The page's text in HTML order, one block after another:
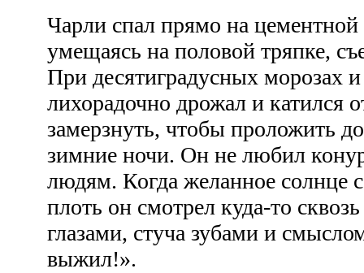
Чарли спал прямо на цементной
умещаясь на половой тряпке,
При десятиградусных морозах
лихорадочно дрожал и катился
замерзнуть, чтобы проложить
зимние ночи. Он не любил
людям. Когда желанное солнце
плоть он смотрел куда-то
глазами, стуча зубами и
выжил!».